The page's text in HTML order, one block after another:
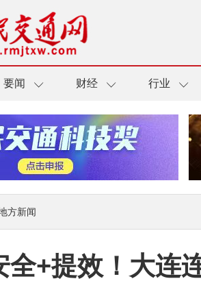
要闻 财经 行业
方新闻
全+提效！大连